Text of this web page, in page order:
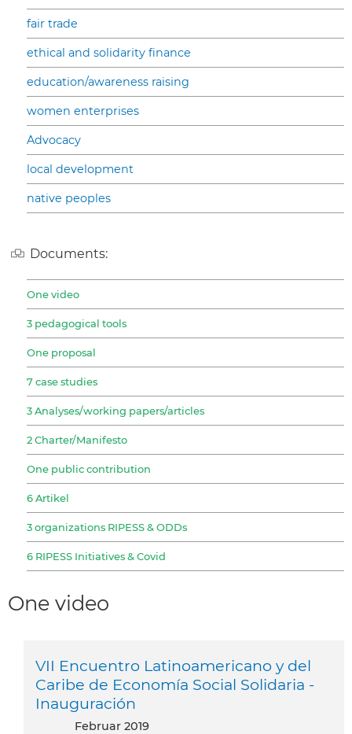
fair trade
ethical and solidarity finance
education/awareness raising
women enterprises
Advocacy
local development
native peoples
Documents:
One video
3 pedagogical tools
One proposal
7 case studies
3 Analyses/working papers/articles
2 Charter/Manifesto
One public contribution
6 Artikel
3 organizations RIPESS & ODDs
6 RIPESS Initiatives & Covid
One video
VII Encuentro Latinoamericano y del
Caribe de Economía Social Solidaria -
Inauguración
Februar 2019